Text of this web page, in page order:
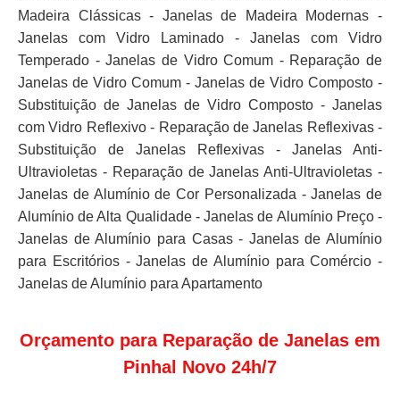
Madeira Clássicas - Janelas de Madeira Modernas -
Janelas com Vidro Laminado - Janelas com Vidro
Temperado - Janelas de Vidro Comum - Reparação de
Janelas de Vidro Comum - Janelas de Vidro Composto -
Substituição de Janelas de Vidro Composto - Janelas
com Vidro Reflexivo - Reparação de Janelas Reflexivas -
Substituição de Janelas Reflexivas - Janelas Anti-
Ultravioletas - Reparação de Janelas Anti-Ultravioletas -
Janelas de Alumínio de Cor Personalizada - Janelas de
Alumínio de Alta Qualidade - Janelas de Alumínio Preço -
Janelas de Alumínio para Casas - Janelas de Alumínio
para Escritórios - Janelas de Alumínio para Comércio -
Janelas de Alumínio para Apartamento
Orçamento para Reparação de Janelas em
Pinhal Novo 24h/7